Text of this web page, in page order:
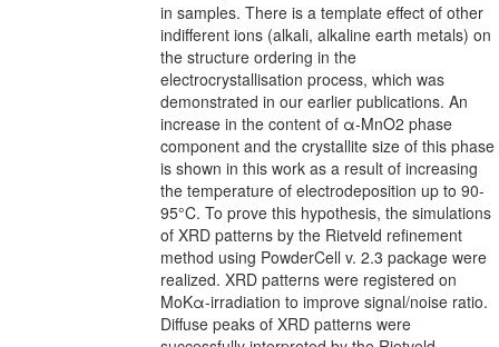
in samples. There is a template effect of other
indifferent ions (alkali, alkaline earth metals) on
the structure ordering in the
electrocrystallisation process, which was
demonstrated in our earlier publications. An
increase in the content of α-MnO2 phase
component and the crystallite size of this phase
is shown in this work as a result of increasing
the temperature of electrodeposition up to 90-
95°C. To prove this hypothesis, the simulations
of XRD patterns by the Rietveld refinement
method using PowderCell v. 2.3 package were
realized. XRD patterns were registered on
MoKα-irradiation to improve signal/noise ratio.
Diffuse peaks of XRD patterns were